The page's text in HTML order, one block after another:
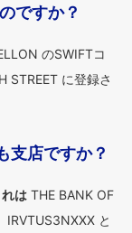
ですか？
のSWIFTコ
STREET に登録さ
支店ですか？
は THE BANK OF
IRVTUS3NXXX と